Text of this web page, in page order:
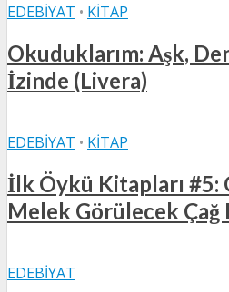
EDEBIYAT • KITAP
Okuduklarım: Aşk,
İzinde (Livera)
EDEBIYAT • KITAP
İlk Öykü Kitapları #5:
Melek Görülecek
EDEBIYAT